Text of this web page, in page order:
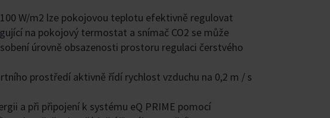
W/m2 lze pokojovou teplotu efektivně regulovat
na pokojový termostat a snímač CO2 se může
úrovně obsazenosti prostoru regulaci čerstvého
prostředí aktivně řídí rychlost vzduchu na 0,2 m / s
a při připojení k systému eQ PRIME pomocí